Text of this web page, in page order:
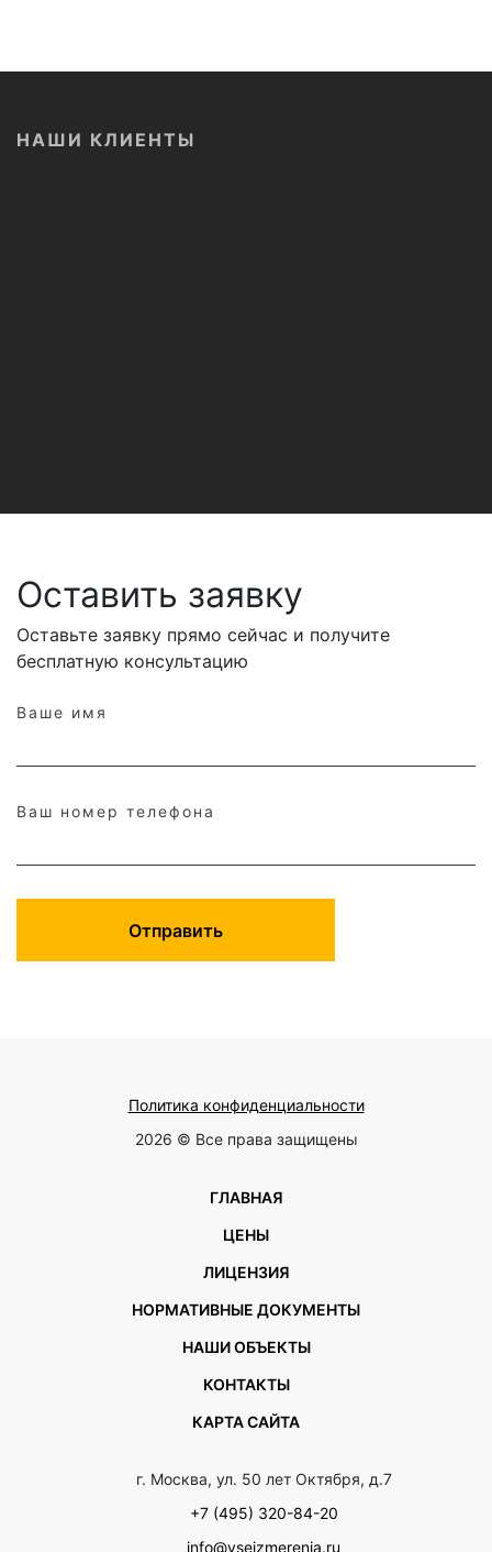
НАШИ КЛИЕНТЫ
Оставить заявку
Оставьте заявку прямо сейчас и получите
бесплатную консультацию
Ваше имя
Ваш номер телефона
Отправить
Политика конфиденциальности
2026 © Все права защищены
ГЛАВНАЯ
ЦЕНЫ
ЛИЦЕНЗИЯ
НОРМАТИВНЫЕ ДОКУМЕНТЫ
НАШИ ОБЪЕКТЫ
КОНТАКТЫ
КАРТА САЙТА
г. Москва, ул. 50 лет Октября, д.7
+7 (495) 320-84-20
info@vseizmerenia.ru